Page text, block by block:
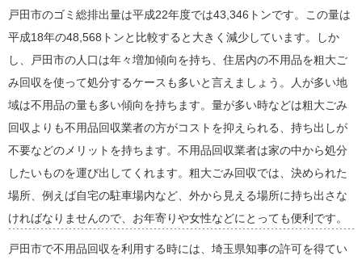
戸田市のゴミ総排出量は平成22年度では43,346トンです。この量は
平成18年の48,568トンと比較すると大きく減少しています。しか
し、戸田市の人口は年々増加傾向を持ち、住居内の不用品を粗大ご
み回収を使って処分するケースも多いと言えましょう。人が多い地
域は不用品の量も多い傾向を持ちます。量が多い時などは粗大ごみ
回収よりも不用品回収業者の方がコストを抑えられる、持ち出しが
不要などのメリットを持ちます。不用品回収業者は家の中から処分
したいものを運び出してくれます。粗大ごみ回収では、決められた
場所、例えば自宅の駐車場内など、外から見える場所に持ち出さな
ければなりませんので、お年寄りや女性などにとっても便利です。
戸田市で不用品回収を利用する時には、埼玉県知事の許可を得てい